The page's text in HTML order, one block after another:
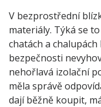
V bezprostřední
materiály. Týká se
chatách a
bezpečnosti
nehořlavá izolační
měla správě
dají běžně koupit,